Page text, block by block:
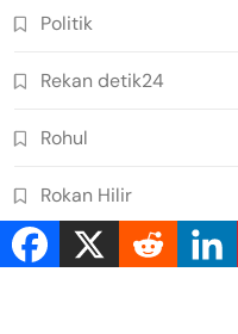
Politik
Rekan detik24
Rohul
Rokan Hilir
Sosial